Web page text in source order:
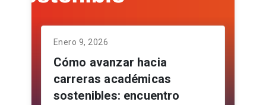
Enero 9, 2026
Cómo avanzar hacia
carreras académicas
sostenibles: encuentro